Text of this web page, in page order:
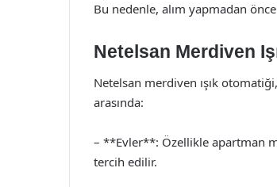
Bu nedenle, alım yapmadan
Netelsan Merdiven
Netelsan merdiven ışık
arasında:
– **Evler**: Özellikle apartman
tercih edilir.